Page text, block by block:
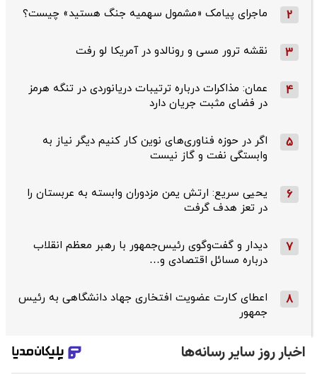
2 ماجرای پیامک «مشمول سهمیه جنگ هستید» چیست؟
3 نقشه ترور مسی و رونالدو در آمریکا لو رفت
4
عمان: مذاکرات درباره ترتیبات دریانوردی در تنگه هرمز
در فضای مثبت جریان دارد
5
اگر در حوزه فناوری‌های نوین کار کنیم دیگر نیاز به
وابستگی نفت و گاز نیست
6
یحیی سریع: ارتش یمن مزدوران وابسته به عربستان را
در تعز هدف گرفت
7
دیدار و گفت‌وگوی رئیس‌جمهور با رهبر معظم انقلاب
درباره مسائل اقتصادی و…
8
اعطای کارت عضویت افتخاری جهاد دانشگاهی به رئیس‌
جمهور